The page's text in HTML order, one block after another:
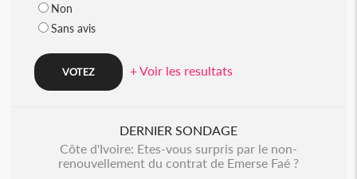
Non
Sans avis
+ Voir les resultats
DERNIER SONDAGE
Côte d'Ivoire: Etes-vous surpris par le non-
renouvellement du contrat de Emerse Faé ?